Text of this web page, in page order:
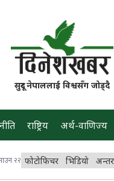
सुदूर नेपाललाई विश्वसँग जोड्दै
राष्ट्रिय अर्थ-वाणिज्य
२२ फोटोफिचर भिडियो